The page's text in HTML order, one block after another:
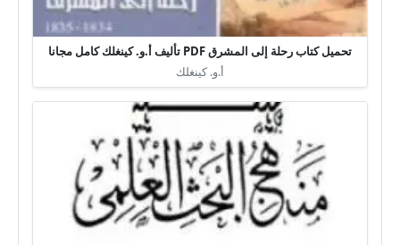
تحميل كتاب رحلة إلى المشرق PDF تأليف أ.و. كينغلك كامل مجانا
أ.و. كينغلك